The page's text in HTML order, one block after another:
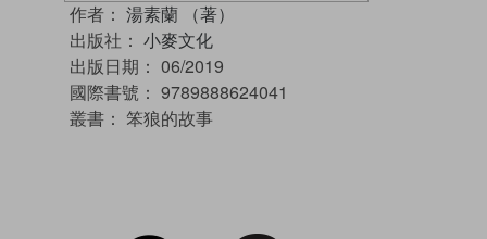
作者： 湯素蘭 （著）
出版社： 小麥文化
出版日期： 06/2019
國際書號： 9789888624041
叢書： 笨狼的故事